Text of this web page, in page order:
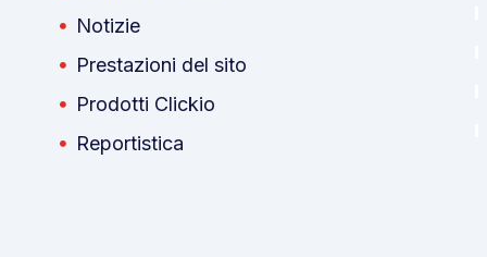
Notizie
Prestazioni del sito
Prodotti Clickio
Reportistica